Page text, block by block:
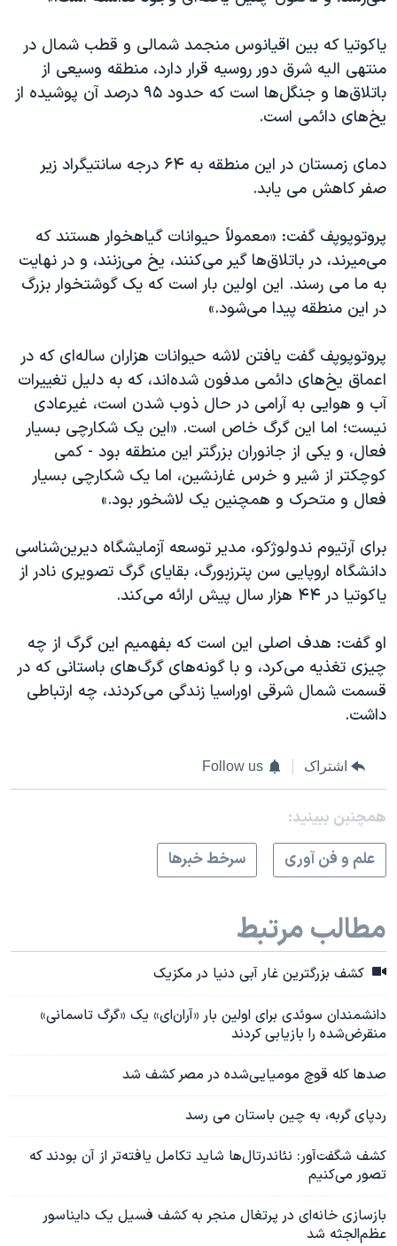
یاکوتیا که بین اقیانوس منجمد شمالی و قطب شمال در
منتهی ‌الیه شرق دور روسیه قرار دارد، منطقه وسیعی از
باتلاق‌ها و جنگل‌ها است که حدود ۹۵ درصد آن پوشیده از
یخ‌های دائمی است.
دمای زمستان در این منطقه به ۶۴ درجه سانتیگراد زیر
صفر کاهش می یابد.
پروتوپوپف گفت: «معمولاً حیوانات گیاهخوار هستند که
می‌میرند، در باتلاق‌ها گیر می‌کنند، یخ می‌زنند، و در نهایت
به ما می رسند. این اولین بار است که یک گوشتخوار بزرگ
در این منطقه پیدا می‌شود.»
پروتوپوپف گفت یافتن لاشه حیوانات هزاران ساله‌ای که در
اعماق یخ‌های دائمی مدفون شده‌اند، که به دلیل تغییرات
آب و هوایی به آرامی در حال ذوب شدن است، غیرعادی
نیست؛ اما این گرگ خاص است. «این یک شکارچی بسیار
فعال، و یکی از جانوران بزرگتر این منطقه بود - کمی
کوچکتر از شیر و خرس غارنشین، اما یک شکارچی بسیار
فعال و متحرک و همچنین یک لاشخور بود.»
برای آرتیوم ندولوژکو، مدیر توسعه آزمایشگاه دیرین‌شناسی
دانشگاه اروپایی سن پترزبورگ، بقایای گرگ تصویری نادر از
یاکوتیا در ۴۴ هزار سال پیش ارائه می‌کند.
او گفت: هدف اصلی این است که بفهمیم این گرگ از چه
چیزی تغذیه می‌کرد، و با گونه‌های گرگ‌های باستانی که در
قسمت شمال شرقی اوراسیا زندگی می‌کردند، چه ارتباطی
داشت.
اشتراک Follow us
همچنبن ببینید:
علم و فن آوری
سرخط خبرها
مطالب مرتبط
کشف بزرگترین غار آبی دنیا در مکزیک
دانشمندان سوئدی برای اولین بار «آران‌ای» یک «گرگ تاسمانی»
منقرض‌شده را بازیابی کردند
صدها کله قوچ مومیایی‌شده در مصر کشف شد
ردپای گربه، به چین باستان می رسد
کشف شگفت‌آور: نئاندرتال‌ها شاید تکامل یافته‌تر از آن بودند که
تصور می‌کنیم
بازسازی خانه‌ای در پرتغال منجر به کشف فسیل‌ یک دایناسور
عظم‌الجثه شد